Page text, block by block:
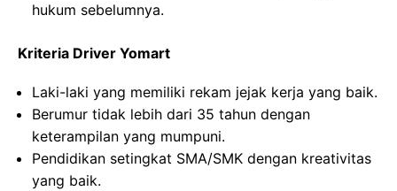
hukum sebelumnya.
Kriteria Driver Yomart
Laki-laki yang memiliki rekam jejak kerja yang baik.
Berumur tidak lebih dari 35 tahun dengan
keterampilan yang mumpuni.
Pendidikan setingkat SMA/SMK dengan kreativitas
yang baik.